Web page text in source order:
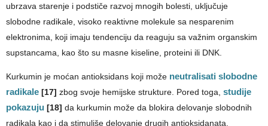
ubrzava starenje i podstiče razvoj mnogih bolesti, uključuje
slobodne radikale, visoko reaktivne molekule sa nesparenim
elektronima, koji imaju tendenciju da reaguju sa važnim organskim
supstancama, kao što su masne kiseline, proteini ili DNK.
Kurkumin je moćan antioksidans koji može neutralisati slobodne
radikale [17] zbog svoje hemijske strukture. Pored toga, studije
pokazuju [18] da kurkumin može da blokira delovanje slobodnih
radikala kao i da stimuliše delovanje drugih antioksidanata.